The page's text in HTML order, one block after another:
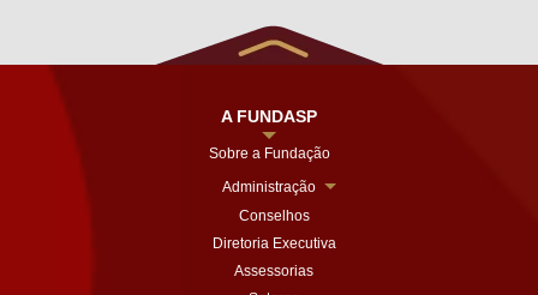
A FUNDASP
Sobre a Fundação
Administração
Conselhos
Diretoria Executiva
Assessorias